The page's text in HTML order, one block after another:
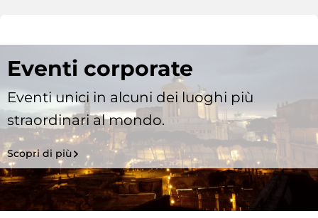
Eventi corporate
Eventi unici in alcuni dei luoghi più
straordinari al mondo.
Scopri di più